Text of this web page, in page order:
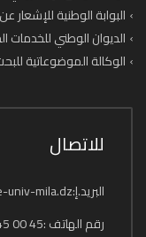
البوابة الوطنية للإشعار
الديوان الوطني للخدمات
الوكالة الموضوعاتية
للاتصال
البريد.إ:admin.site@centre-univ-mila.dz
رقم الهاتف :45 00 45 031